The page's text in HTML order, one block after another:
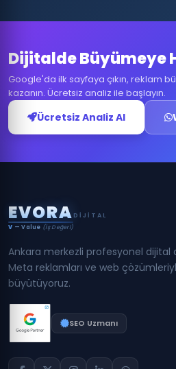
Dijitalde Büyümeye
Google'da ilk sayfaya çıkın, reklam
kazanın. Ücretsiz analiz ile başlayın.
Ücretsiz Analiz Al
EVORA DIJITAL
V — Value (İş Değeri)
Ankara merkezli profesyonel dijital
Meta reklamları ve web
büyütüyoruz.
SEO Uzmanı